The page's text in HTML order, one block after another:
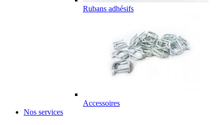
Rubans adhésifs
Accessoires
Nos services